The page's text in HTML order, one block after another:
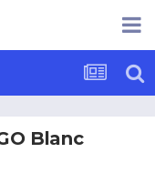
Blanc